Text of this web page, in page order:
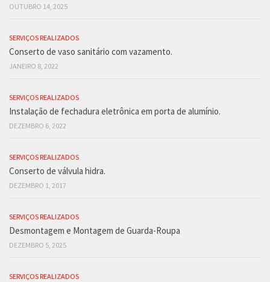
OUTUBRO 14, 2025
SERVIÇOS REALIZADOS
Conserto de vaso sanitário com vazamento.
JANEIRO 8, 2022
SERVIÇOS REALIZADOS
Instalação de fechadura eletrônica em porta de alumínio.
DEZEMBRO 6, 2022
SERVIÇOS REALIZADOS
Conserto de válvula hidra.
DEZEMBRO 1, 2017
SERVIÇOS REALIZADOS
Desmontagem e Montagem de Guarda-Roupa
DEZEMBRO 5, 2025
SERVIÇOS REALIZADOS